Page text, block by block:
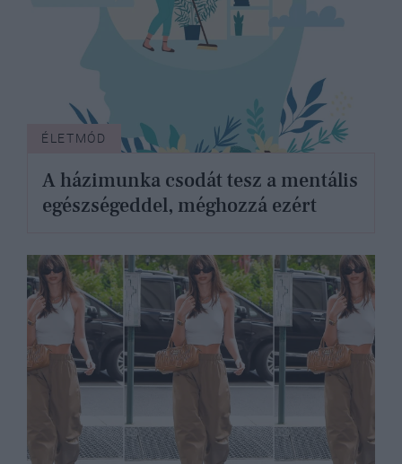
ÉLETMÓD
A házimunka csodát tesz a mentális
egészségeddel, méghozzá ezért